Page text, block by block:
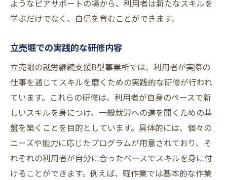
ようなピアサポートの場から、利用者は新たなスキルを
学ぶだけでなく、自信を育むことができます。
立売堀での実践的な研修内容
立売堀の就労継続支援B型事業所では、利用者が実際の
仕事を通じてスキルを磨くための実践的な研修が行われ
ています。これらの研修は、利用者が自身のペースで新
しいスキルを身につけ、一般就労への道を開くための基
盤を築くことを目的としています。具体的には、個々の
ニーズや能力に応じたプログラムが用意されており、そ
れぞれの利用者が自分に合ったペースでスキルを身に付
けることができます。例えば、軽作業では基本的な作業